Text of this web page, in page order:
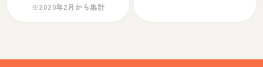
※2020年2月から集計